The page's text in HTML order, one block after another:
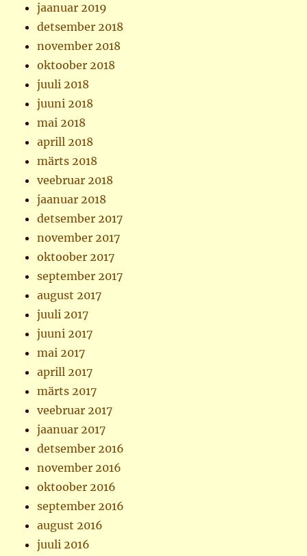
jaanuar 2019
detsember 2018
november 2018
oktoober 2018
juuli 2018
juuni 2018
mai 2018
aprill 2018
märts 2018
veebruar 2018
jaanuar 2018
detsember 2017
november 2017
oktoober 2017
september 2017
august 2017
juuli 2017
juuni 2017
mai 2017
aprill 2017
märts 2017
veebruar 2017
jaanuar 2017
detsember 2016
november 2016
oktoober 2016
september 2016
august 2016
juuli 2016